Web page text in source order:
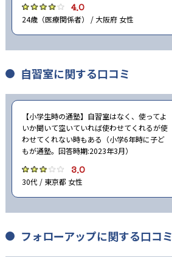
4.0
24歳（医療関係者） / 大阪府 女性
自習室に関する口コミ
【小学生時の通塾】自習室はなく、使ってよ
いか聞いて空いていれば使わせてくれるが使
わせてくれない時もある（小学6年時に子ど
もが通塾。回答時期:2023年3月）
3.0
30代 / 東京都 女性
フォローアップに関する口コミ